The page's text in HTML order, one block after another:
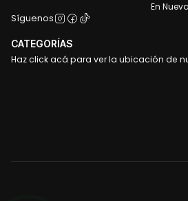
En
Síguenos
CATEGORÍAS
Haz click acá para ver la ubicación de